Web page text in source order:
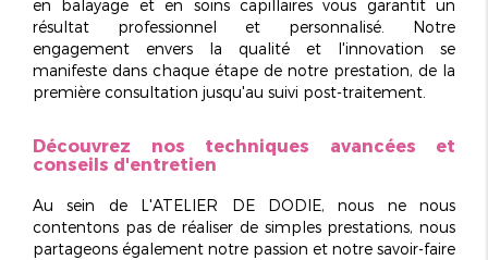
en balayage et en soins capillaires vous garantit un
résultat professionnel et personnalisé . Notre
engagement envers la qualité et l'innovation se
manifeste dans chaque étape de notre prestation, de la
première consultation jusqu'au suivi post-traitement.
Découvrez nos techniques avancées et
conseils d'entretien
Au sein de L'ATELIER DE DODIE, nous ne nous
contentons pas de réaliser de simples prestations, nous
partageons également notre passion et notre savoir-faire